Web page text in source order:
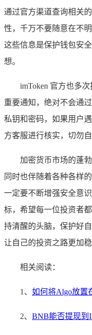
通过官方渠道查询相关
性，千万不要随意在不
这些信息是保护钱包安
想。
imToken 官方也多
重要通知，绝对不会通
私钥和密码，如果用户
方客服进行核实，切勿自
加密货币市场的蓬
同时也伴随着各种各样
一定要不断增强安全意
标，希望每一位投资者
持清醒的头脑，保护好
让自己的投资之路更加稳
相关阅读：
1、 如何将Algo放置
2、 BNB能否提现到